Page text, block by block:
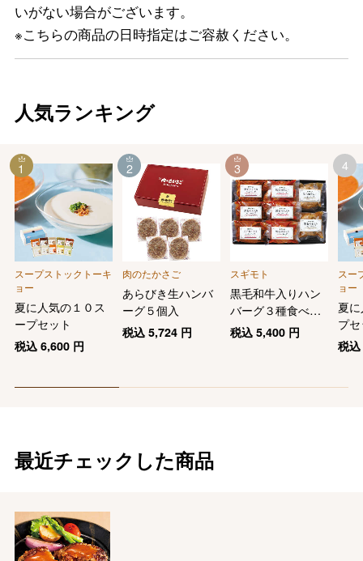
いがない場合がございます。
※こちらの商品の日時指定はご容赦ください。
人気ランキング
スープストックトーキ
ョー
夏に人気の１０ス
ープセット
税込 6,600円
1
肉のたかさご
あらびき生ハンバ
ーグ５個入
税込5,724 円
2
スギモト
黒毛和牛入りハン
バーグ３種食べ比
べ
税込5,400 円
3
スー
ョー
夏
プ
税
4
最近チェックした商品